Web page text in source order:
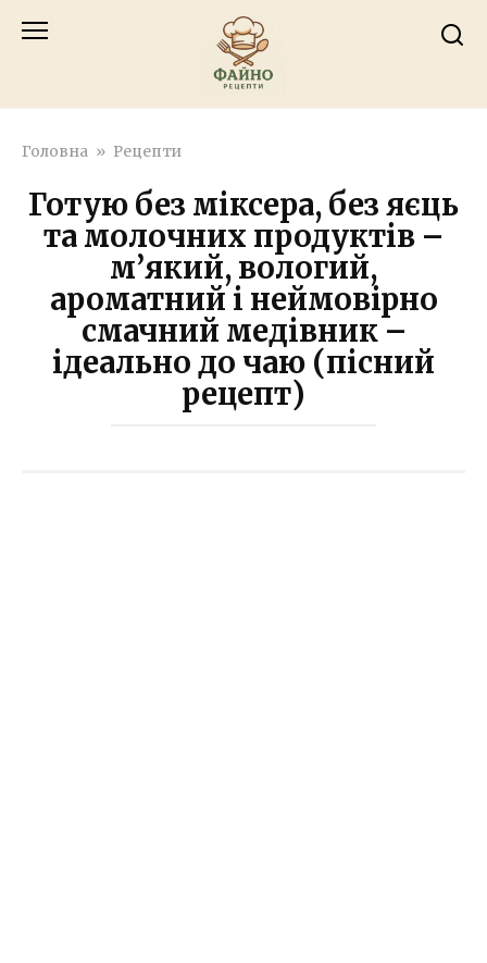
Головна » Рецепти
Готую без міксера, без яєць
та молочних продуктів –
м’який, вологий,
ароматний і неймовірно
смачний медівник –
ідеально до чаю (пісний
рецепт)